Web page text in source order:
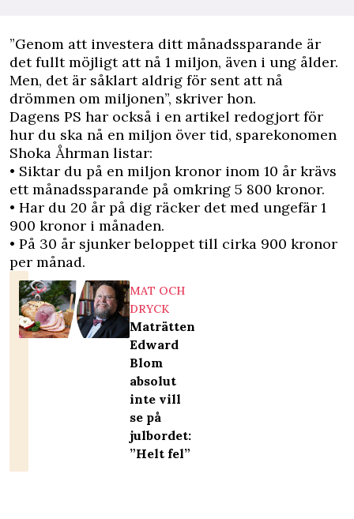
”Genom att investera ditt månadssparande är
det fullt möjligt att nå 1 miljon, även i ung ålder.
Men, det är såklart aldrig för sent att nå
drömmen om miljonen”, skriver hon.
Dagens PS har också i en artikel redogjort för
hur du ska nå en miljon över tid, sparekonomen
Shoka Åhrman listar:
• Siktar du på en miljon kronor inom 10 år krävs
ett månadssparande på omkring 5 800 kronor.
• Har du 20 år på dig räcker det med ungefär 1
900 kronor i månaden.
• På 30 år sjunker beloppet till cirka 900 kronor
per månad.
MAT OCH
DRYCK
Maträtten
Edward
Blom
absolut
inte vill
se på
julbordet:
”Helt fel”